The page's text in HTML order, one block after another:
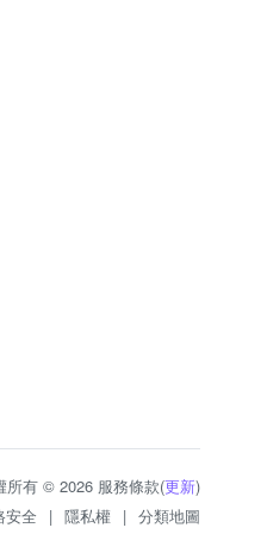
所有 © 2026 服務條款(更新)
安全 | 隱私權 | 分類地圖